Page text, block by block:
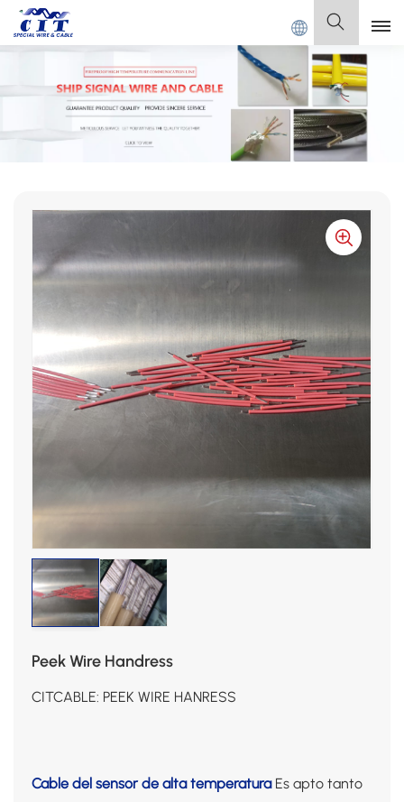
Co., Ltd. Español
English
Français
Polski
Español
Peek Wire Handress
CITCABLE: PEEK WIRE HANRESS
Cable del sensor de alta temperaturaEs apto tanto